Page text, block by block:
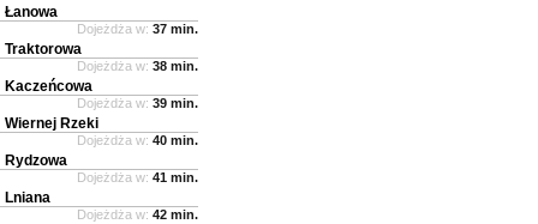
Łanowa
Dojeżdża w: 37 min.
Traktorowa
Dojeżdża w: 38 min.
Kaczeńcowa
Dojeżdża w: 39 min.
Wiernej Rzeki
Dojeżdża w: 40 min.
Rydzowa
Dojeżdża w: 41 min.
Lniana
Dojeżdża w: 42 min.